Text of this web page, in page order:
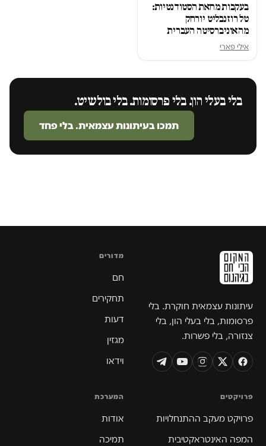
בעקבות מחאת הסטודנטיות:
טל רוזנבליט יורחק
מהאוניברסיטה העברית
אילי פארי
בלי בעלי הון. בלי פרסומות. בלי בולשיט.
תמכו בעיתונות עצמאית. בלי פחד
עיתונות עצמאית חוקרת. בלי
פרסומות, בלי בעלי הון, בלי
צנזורה, בלי פשרות.
מדורים
חם
תחקירים
דעות
מגזין
וידאו
פרויקטים
פרויקט מעקב ההתנחלויות
המפה האינטראקטיבית
המערכת
אודות
תמיכה